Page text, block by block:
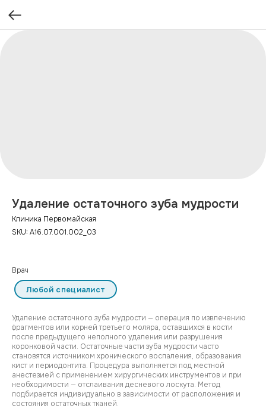
Удаление остаточного зуба мудрости
Клиника Первомайская
SKU: А16.07.001.002_03
Врач
Любой специалист
Удаление остаточного зуба мудрости — операция по извлечению
фрагментов или корней третьего моляра, оставшихся в кости
после предыдущего неполного удаления или разрушения
коронковой части. Остаточные части зуба мудрости часто
становятся источником хронического воспаления, образования
кист и периодонтита. Процедура выполняется под местной
анестезией с применением хирургических инструментов и при
необходимости — отслаивания десневого лоскута. Метод
подбирается индивидуально в зависимости от расположения и
состояния остаточных тканей.